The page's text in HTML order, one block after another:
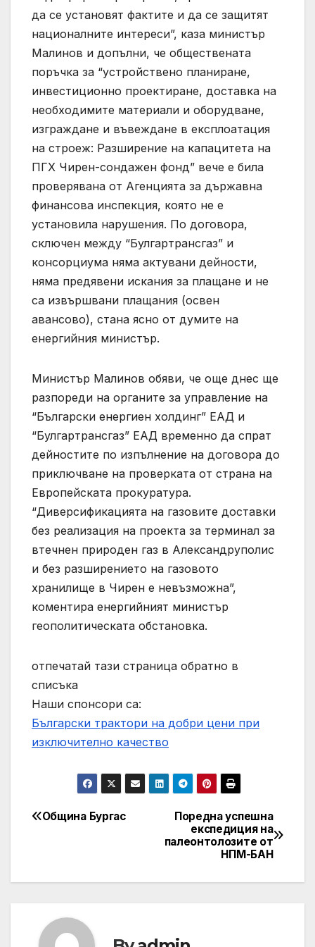
да се установят фактите и да се защитят
националните интереси”, каза министър
Малинов и допълни, че обществената
поръчка за “устройствено планиране,
инвестиционно проектиране, доставка на
необходимите материали и оборудване,
изграждане и въвеждане в експлоатация
на строеж: Разширение на капацитета на
ПГХ Чирен-сондажен фонд” вече е била
проверявана от Агенцията за държавна
финансова инспекция, която не е
установила нарушения. По договора,
сключен между “Булгартрансгаз” и
консорциума няма актувани дейности,
няма предявени искания за плащане и не
са извършвани плащания (освен
авансово), стана ясно от думите на
енергийния министър.
Министър Малинов обяви, че още днес ще
разпореди на органите за управление на
“Български енергиен холдинг” ЕАД и
“Булгартрансгаз” ЕАД временно да спрат
дейностите по изпълнение на договора до
приключване на проверката от страна на
Европейската прокуратура.
“Диверсификацията на газовите доставки
без реализация на проекта за терминал за
втечнен природен газ в Александруполис
и без разширението на газовото
хранилище в Чирен е невъзможна”,
коментира енергийният министър
геополитическата обстановка.
отпечатай тази страница обратно в
списъка
Наши спонсори са:
Български трактори на добри цени при
изключително качество
Post
Поредна успешна
експедиция на
палеонтолозите от
НПМ-БАН
Община Бургас